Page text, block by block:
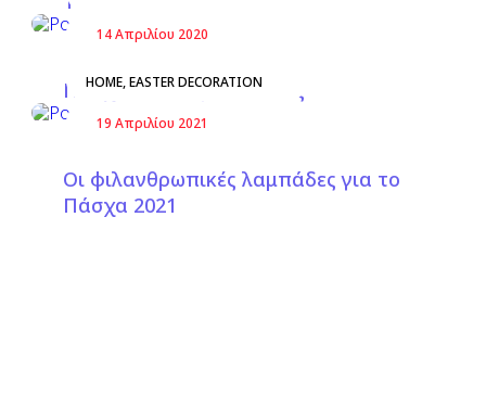
14 Απριλίου 2020
Πασχαλινά αυγά…αλλιώς
HOME, EASTER DECORATION
19 Απριλίου 2021
Οι φιλανθρωπικές λαμπάδες για το
Πάσχα 2021